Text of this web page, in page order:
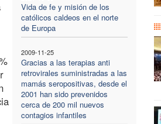
Vida de fe y misión de los
católicos caldeos en el norte
de Europa
2009-11-25
Gracias a las terapias anti
retrovirales suministradas a las
mamás seropositivas, desde el
2001 han sido prevenidos
cerca de 200 mil nuevos
contagios infantiles